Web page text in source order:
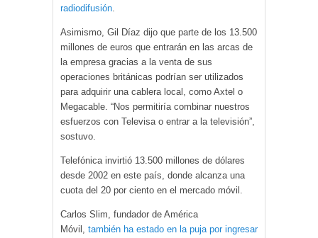
radiodifusión.
Asimismo, Gil Díaz dijo que parte de los 13.500
millones de euros que entrarán en las arcas de
la empresa gracias a la venta de sus
operaciones británicas podrían ser utilizados
para adquirir una cablera local, como Axtel o
Megacable. “Nos permitiría combinar nuestros
esfuerzos con Televisa o entrar a la televisión”,
sostuvo.
Telefónica invirtió 13.500 millones de dólares
desde 2002 en este país, donde alcanza una
cuota del 20 por ciento en el mercado móvil.
Carlos Slim, fundador de América
Móvil, también ha estado en la puja por ingresar